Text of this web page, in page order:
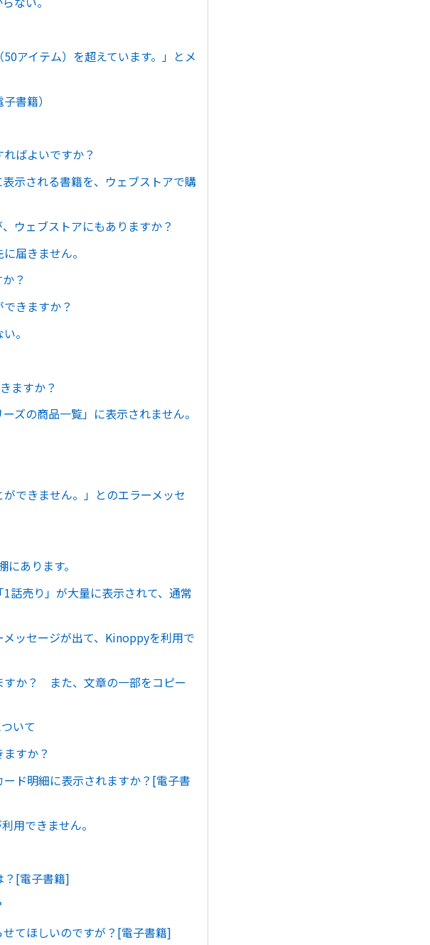
アイテム）を超えています。」とメ
書籍）
ばよいですか？
示される書籍を、ウェブストアで購
ウェブストアにもありますか？
届きません。
？
きますか？
。
ますか？
ズの商品一覧」に表示されません。
できません。」とのエラーメッセ
あります。
話売り」が大量に表示されて、通常
ッセージが出て、Kinoppyを利用で
すか？ また、文章の一部をコピー
いて
すか？
ド明細に表示されますか？[電子書
用できません。
？[電子書籍]
てほしいのですが？[電子書籍]